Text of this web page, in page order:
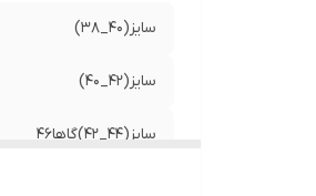
سایز(40_38)
سایز(42_40)
سایز(44_42)گاها46